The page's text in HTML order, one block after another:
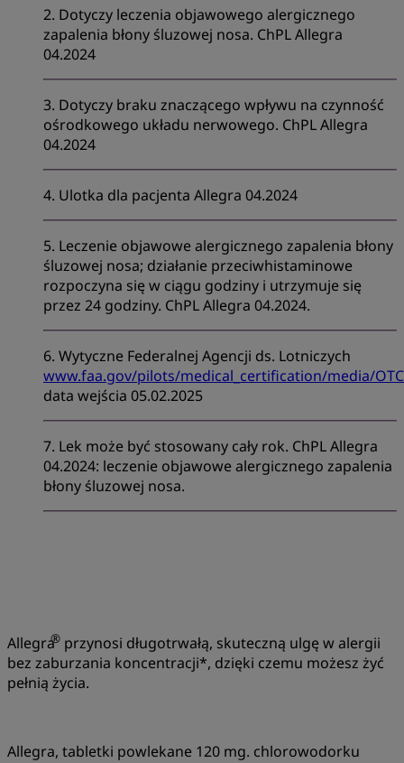
2. Dotyczy leczenia objawowego alergicznego
zapalenia błony śluzowej nosa. ChPL Allegra
04.2024
3. Dotyczy braku znaczącego wpływu na czynność
ośrodkowego układu nerwowego. ChPL Allegra
04.2024
4. Ulotka dla pacjenta Allegra 04.2024
5. Leczenie objawowe alergicznego zapalenia błony
śluzowej nosa; działanie przeciwhistaminowe
rozpoczyna się w ciągu godziny i utrzymuje się
przez 24 godziny. ChPL Allegra 04.2024.
6. Wytyczne Federalnej Agencji ds. Lotniczych
www.faa.gov/pilots/medical_certification/media/
data wejścia 05.02.2025​
7. Lek może być stosowany cały rok. ChPL Allegra
04.2024: leczenie objawowe alergicznego zapalenia
błony śluzowej nosa.
Allegra® przynosi długotrwałą, skuteczną ulgę w alergii
bez zaburzania koncentracji*, dzięki czemu możesz żyć
pełnią życia.
Allegra, tabletki powlekane 120 mg. chlorowodorku